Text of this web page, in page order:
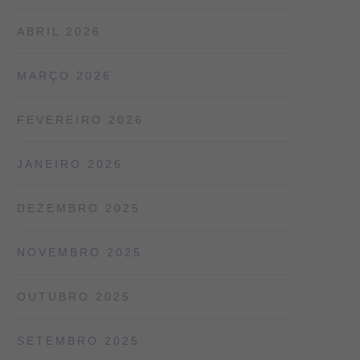
ABRIL 2026
MARÇO 2026
FEVEREIRO 2026
JANEIRO 2026
DEZEMBRO 2025
NOVEMBRO 2025
OUTUBRO 2025
SETEMBRO 2025